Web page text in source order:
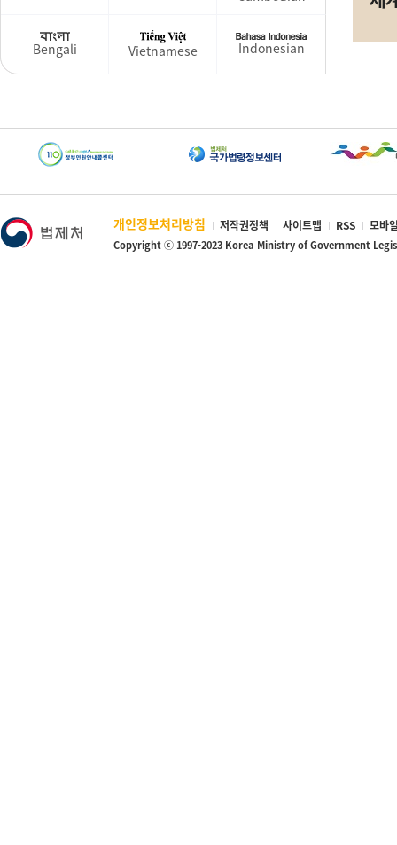
Bengali Vietnamese Indonesian
개인정보처리방침 저작권정책 사이트맵 RSS 모바
Copyright ⓒ 1997-2023 Korea Ministry of Government